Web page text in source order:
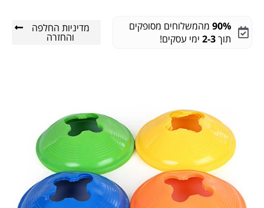
90% מהמשלוחים מסופקים
תוך2-3 ימי עסקים!
מדיניות החלפה
והחזרה